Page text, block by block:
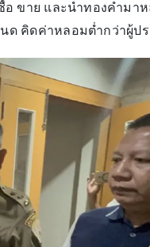
ขาย และนำทองคำมา
ด คิดค่าหลอมต่ำกว่าผู้ป